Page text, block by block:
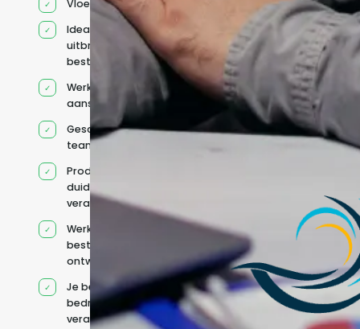
Vloeiend Engels
Ideaal voor het
uitbreiden van
bestaande capaciteit
Werkt onder jouw
aansturing
Geschikt voor hybride
teams
Productcontext en
duidelijke
verantwoordelijkheden
Werkt binnen jouw
bestaande
ontwikkelteam
Je behoudt jouw
bedrijfs- en IT-
verantwoordelijkheden